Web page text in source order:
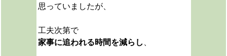
思っていましたが、
工夫次第で
家事に追われる時間を減らし